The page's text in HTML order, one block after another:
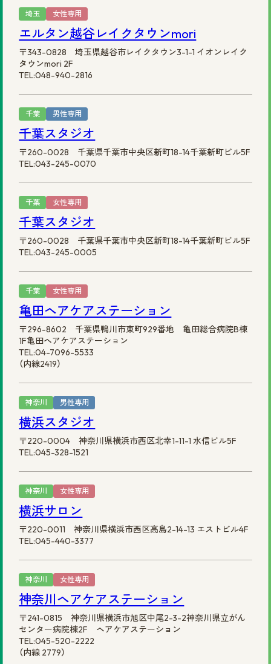
埼玉 女性専用
エルタン越谷レイクタウンmori
〒343-0828 埼玉県越谷市レイクタウン3-1-1 イオンレイク
タウンmori 2F
TEL:048-940-2816
千葉 男性専用
千葉スタジオ
〒260-0028 千葉県千葉市中央区新町18-14千葉新町ビル5F
TEL:043-245-0070
千葉 女性専用
千葉スタジオ
〒260-0028 千葉県千葉市中央区新町18-14千葉新町ビル5F
TEL:043-245-0005
千葉 女性専用
亀田ヘアケアステーション
〒296-8602 千葉県鴨川市東町929番地 亀田総合病院B棟
1F亀田ヘアケアステーション
TEL:04-7096-5533
（内線2419）
神奈川 男性専用
横浜スタジオ
〒220-0004 神奈川県横浜市西区北幸1-11-1 水信ビル5F
TEL:045-328-1521
神奈川 女性専用
横浜サロン
〒220-0011 神奈川県横浜市西区高島2-14-13 エストビル4F
TEL:045-440-3377
神奈川 女性専用
神奈川ヘアケアステーション
〒241-0815 神奈川県横浜市旭区中尾2-3-2神奈川県立がん
センター病院棟2F ヘアケアステーション
TEL:045-520-2222
（内線 2779）